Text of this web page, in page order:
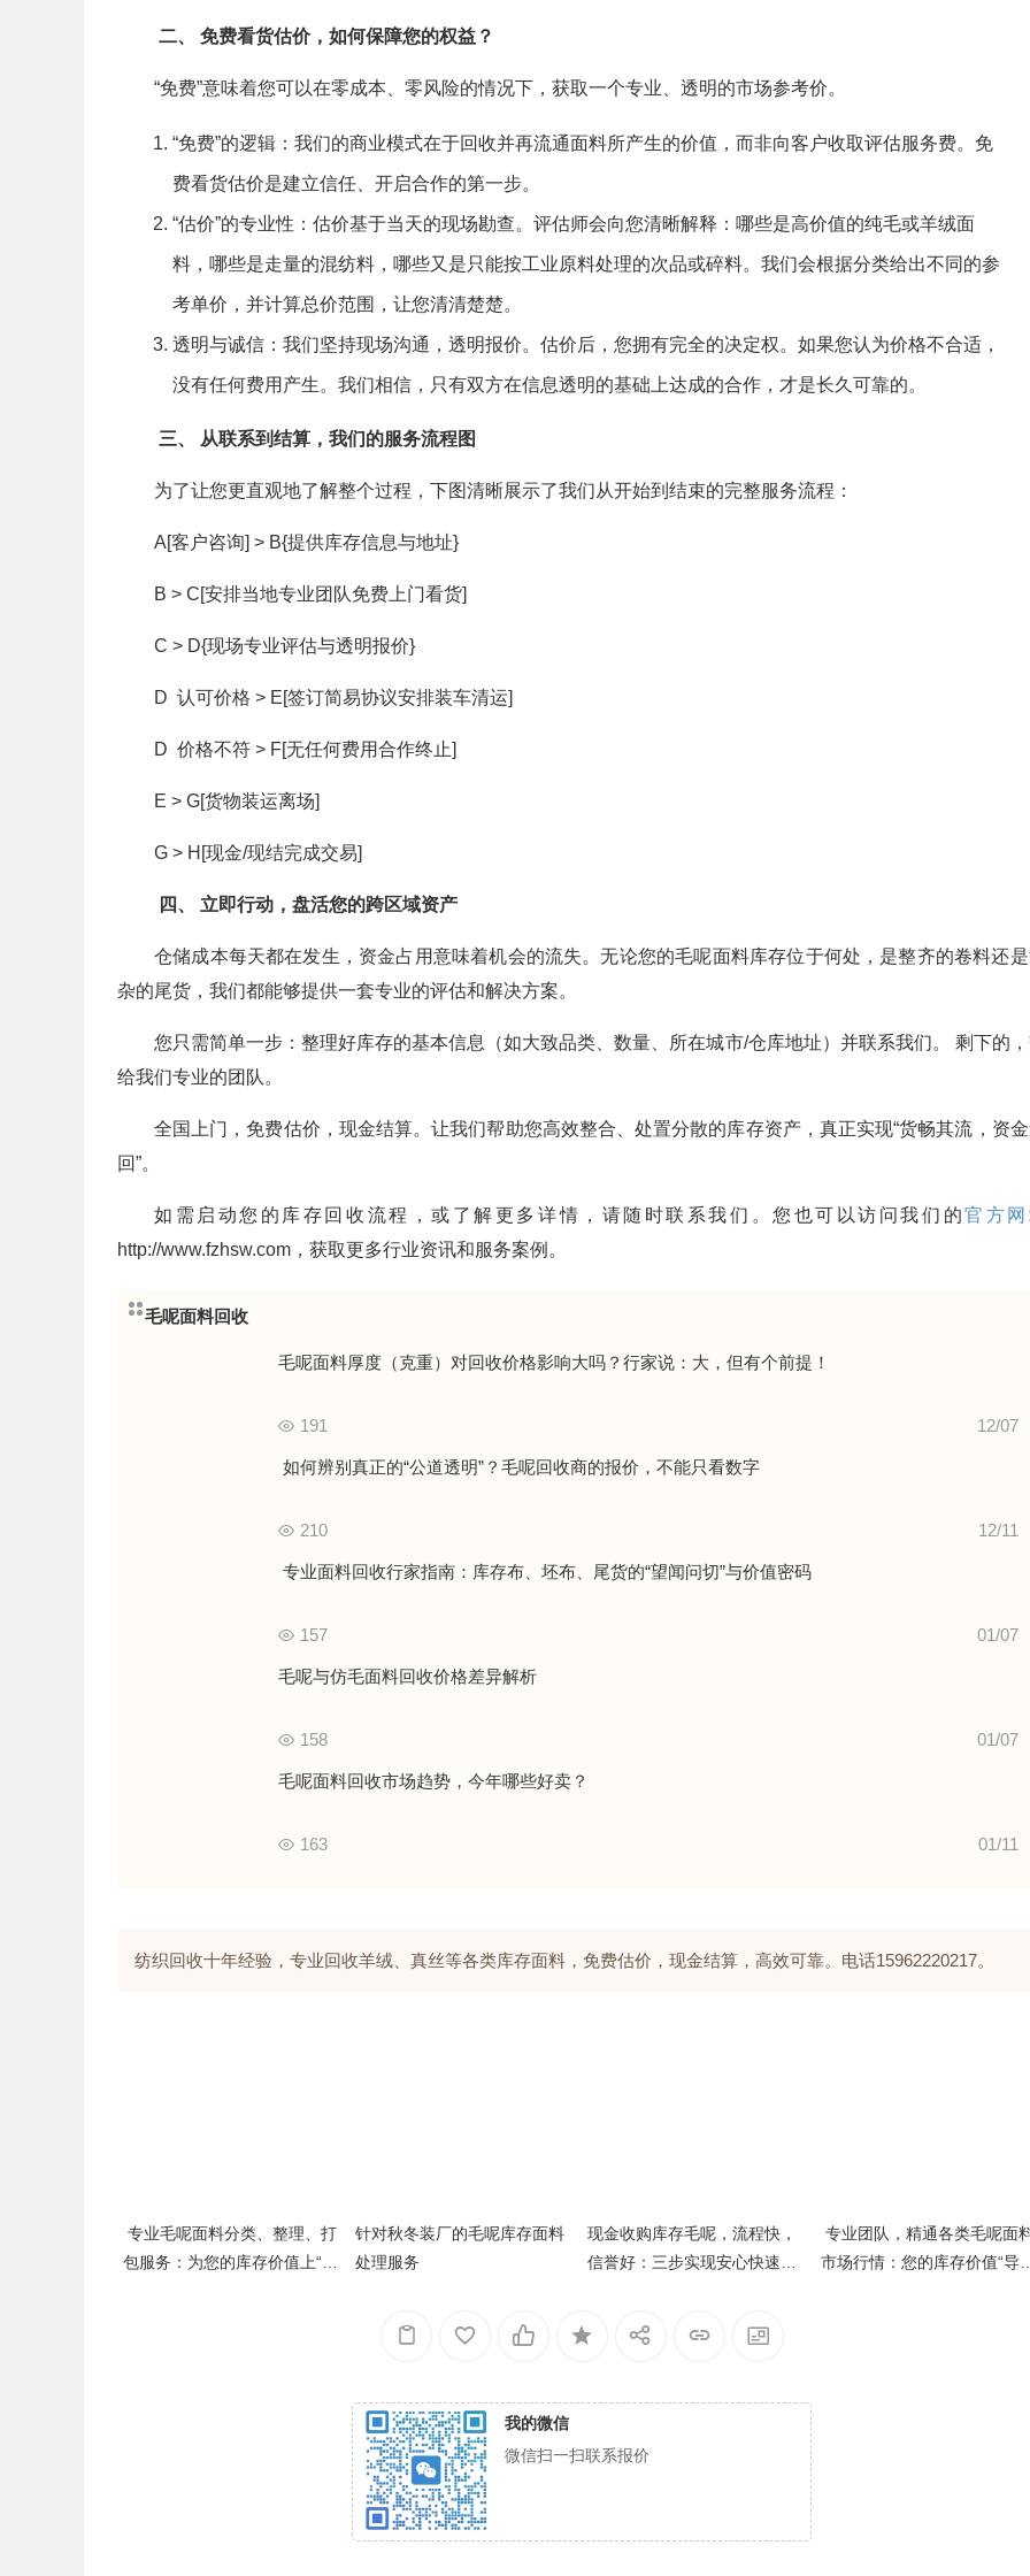
二、 免费看货估价，如何保障您的权益？
“免费”意味着您可以在零成本、零风险的情况下，获取一个专业、透明的市场参考价。
“免费”的逻辑：我们的商业模式在于回收并再流通面料所产生的价值，而非向客户收取评估服务费。免
费看货估价是建立信任、开启合作的第一步。
“估价”的专业性：估价基于当天的现场勘查。评估师会向您清晰解释：哪些是高价值的纯毛或羊绒面
料，哪些是走量的混纺料，哪些又是只能按工业原料处理的次品或碎料。我们会根据分类给出不同的参
考单价，并计算总价范围，让您清清楚楚。
透明与诚信：我们坚持现场沟通，透明报价。估价后，您拥有完全的决定权。如果您认为价格不合适，
没有任何费用产生。我们相信，只有双方在信息透明的基础上达成的合作，才是长久可靠的。
三、 从联系到结算，我们的服务流程图
为了让您更直观地了解整个过程，下图清晰展示了我们从开始到结束的完整服务流程：
A[客户咨询] > B{提供库存信息与地址}
B > C[安排当地专业团队免费上门看货]
C > D{现场专业评估与透明报价}
D 认可价格 > E[签订简易协议安排装车清运]
D 价格不符 > F[无任何费用合作终止]
E > G[货物装运离场]
G > H[现金/现结完成交易]
四、 立即行动，盘活您的跨区域资产
仓储成本每天都在发生，资金占用意味着机会的流失。无论您的毛呢面料库存位于何处，是整齐的卷料还
杂的尾货，我们都能够提供一套专业的评估和解决方案。
您只需简单一步：整理好库存的基本信息（如大致品类、数量、所在城市/仓库地址）并联系我们。 剩下的
给我们专业的团队。
全国上门，免费估价，现金结算。让我们帮助您高效整合、处置分散的库存资产，真正实现“货畅其流，资
回”。
如需启动您的库存回收流程，或了解更多详情，请随时联系我们。您也可以访问我们的官方网
http://www.fzhsw.com，获取更多行业资讯和服务案例。
毛呢面料回收
毛呢面料厚度（克重）对回收价格影响大吗？行家说：大，但有个前提！
12/07
191
如何辨别真正的“公道透明”？毛呢回收商的报价，不能只看数字
12/11
210
专业面料回收行家指南：库存布、坯布、尾货的“望闻问切”与价值密码
01/07
157
毛呢与仿毛面料回收价格差异解析
01/07
158
毛呢面料回收市场趋势，今年哪些好卖？
01/11
163
纺织回收十年经验，专业回收羊绒、真丝等各类库存面料，免费估价，现金结算，高效可靠。电话15962220217。
专业毛呢面料分类、整理、打
包服务：为您的库存价值上“双
针对秋冬装厂的毛呢库存面料
处理服务
现金收购库存毛呢，流程快，
信誉好：三步实现安心快速变
专业团队，精通各类毛呢面
市场行情：您的库存价值“导
我的微信
微信扫一扫联系报价